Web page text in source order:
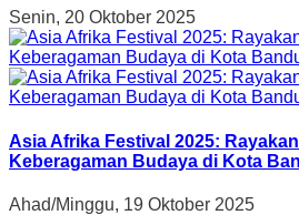
Senin, 20 Oktober 2025
Asia Afrika Festival 2025:
Keberagaman Budaya di Kota
Ahad/Minggu, 19 Oktober 2025